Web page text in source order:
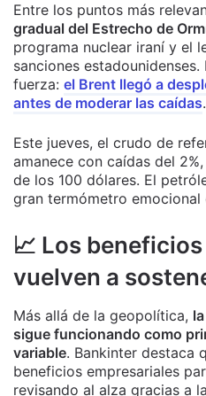
Entre los puntos más
gradual del Estrecho de
programa nuclear iraní y el
sanciones
fuerza: el Brent llegó a
antes de moderar las caídas.
Este jueves, el crudo de
amanece con caídas del
de los 100 dólares. El
gran termómetro emocional
📈 Los
vuelven a
Más allá de la geopolítica,
sigue funcionando como
variable. Bankinter destaca
beneficios empresariales
revisando al alza gracias a